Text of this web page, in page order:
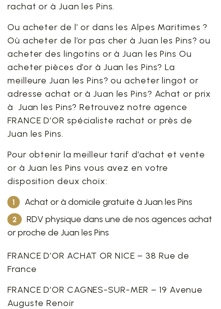
rachat or à Juan les Pins.
Ou acheter de l’ or dans les Alpes Maritimes ?
Où acheter de l’or pas cher à Juan les Pins? ou
acheter des lingotins or à Juan les Pins Ou
acheter pièces d’or à Juan les Pins? La
meilleure Juan les Pins? ou acheter lingot or
adresse achat or à Juan les Pins? Achat or prix
à Juan les Pins? Retrouvez notre agence
FRANCE D’OR spécialiste rachat or près de
Juan les Pins.
Pour obtenir la meilleur tarif d’achat et vente
or à Juan les Pins vous avez en votre
disposition deux choix:
Achat or à domicile gratuite à Juan les Pins
RDV physique dans une de nos agences achat
or proche de Juan les Pins
FRANCE D’OR ACHAT OR NICE – 38 Rue de
France
FRANCE D’OR CAGNES-SUR-MER – 19 Avenue
Auguste Renoir